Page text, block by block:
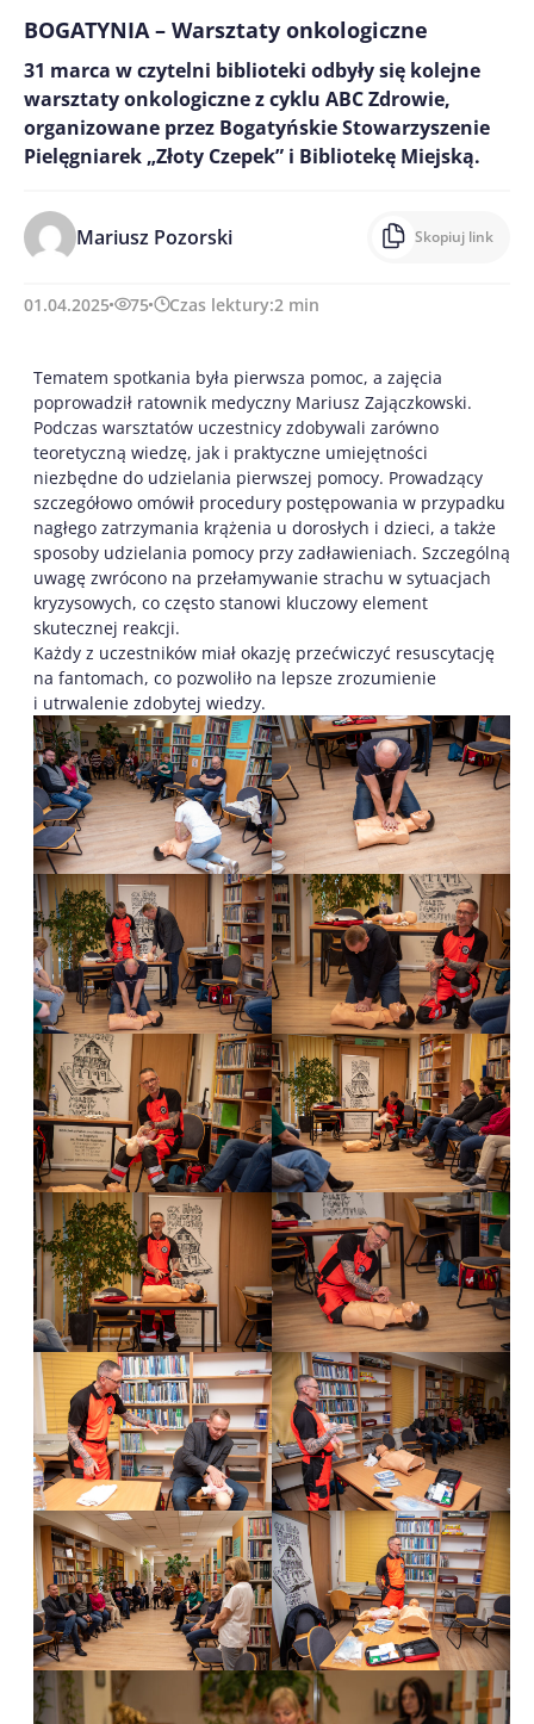
BOGATYNIA – Warsztaty onkologiczne
31 marca w czytelni biblioteki odbyły się kolejne
warsztaty onkologiczne z cyklu ABC Zdrowie,
organizowane przez Bogatyńskie Stowarzyszenie
Pielęgniarek „Złoty Czepek” i Bibliotekę Miejską.
Mariusz Pozorski Skopiuj link
01.04.2025 75 Czas lektury:2 min
Tematem spotkania była pierwsza pomoc, a zajęcia
poprowadził ratownik medyczny Mariusz Zajączkowski.
Podczas warsztatów uczestnicy zdobywali zarówno
teoretyczną wiedzę, jak i praktyczne umiejętności
niezbędne do udzielania pierwszej pomocy. Prowadzący
szczegółowo omówił procedury postępowania w przypadku
nagłego zatrzymania krążenia u dorosłych i dzieci, a także
sposoby udzielania pomocy przy zadławieniach. Szczególną
uwagę zwrócono na przełamywanie strachu w sytuacjach
kryzysowych, co często stanowi kluczowy element
skutecznej reakcji.
Każdy z uczestników miał okazję przećwiczyć resuscytację
na fantomach, co pozwoliło na lepsze zrozumienie
i utrwalenie zdobytej wiedzy.